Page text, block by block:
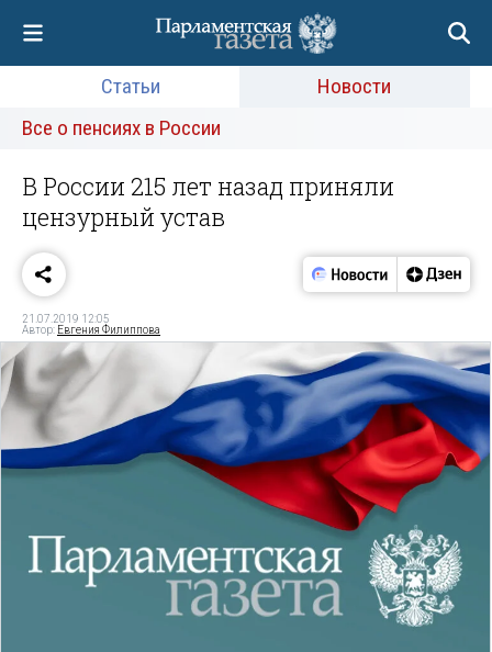
Статьи
Новости
Все о пенсиях в России
В России 215 лет назад приняли
цензурный устав
21.07.2019 12:05
Автор: Евгения Филиппова